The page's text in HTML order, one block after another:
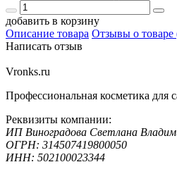
добавить в корзину
Описание товара Отзывы о товаре
Написать отзыв
Vronks.ru
Профессиональная косметика для
Реквизиты компании:
ИП Виноградова Светлана
ОГРН: 314507419800050
ИНН: 502100023344